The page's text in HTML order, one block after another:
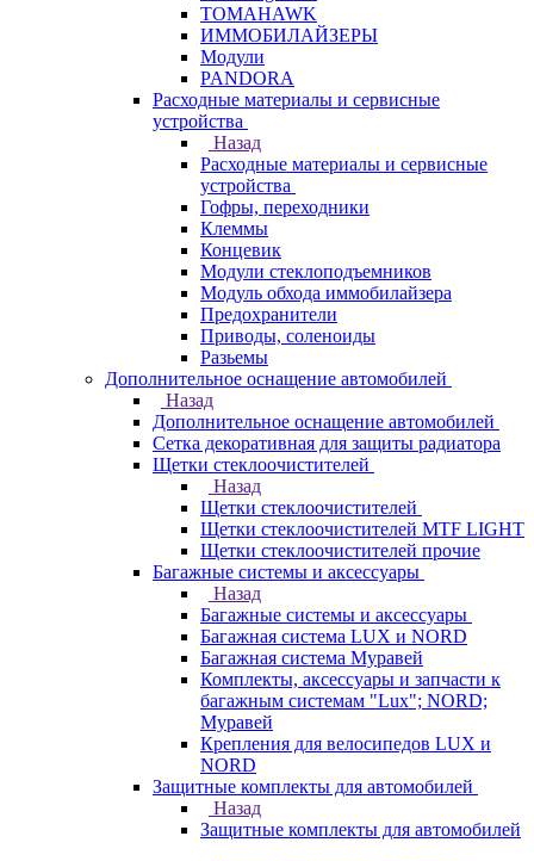
TOMAHAWK
ИММОБИЛАЙЗЕРЫ
Модули
PANDORA
Расходные материалы и сервисные
устройства
Назад
Расходные материалы и сервисные
устройства
Гофры, переходники
Клеммы
Концевик
Модули стеклоподъемников
Модуль обхода иммобилайзера
Предохранители
Приводы, соленоиды
Разьемы
Дополнительное оснащение автомобилей
Назад
Дополнительное оснащение автомобилей
Сетка декоративная для защиты радиатора
Щетки стеклоочистителей
Назад
Щетки стеклоочистителей
Щетки стеклоочистителей MTF LIGHT
Щетки стеклоочистителей прочие
Багажные системы и аксессуары
Назад
Багажные системы и аксессуары
Багажная система LUX и NORD
Багажная система Муравей
Комплекты, аксессуары и запчасти к
багажным системам "Lux"; NORD;
Муравей
Крепления для велосипедов LUX и
NORD
Защитные комплекты для автомобилей
Назад
Защитные комплекты для автомобилей